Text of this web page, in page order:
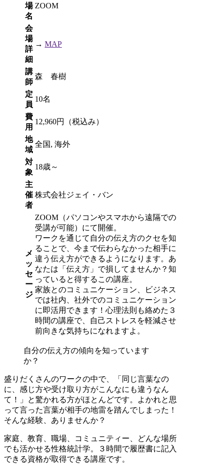
場
名
ZOOM
会
場
詳
細
→ MAP
講
師
森 春樹
定
員
10名
費
用
12,960円（税込み）
地
域
全国, 海外
対
象
18歳～
主
催
者
株式会社ジェイ・バン
メ
ッ
セ
ー
ジ
ZOOM（パソコンやスマホから遠隔での
受講が可能）にて開催。
ワークを通じて自分の伝え方のクセを知
ることで、今まで伝わらなかった相手に
違う伝え方ができるようになります。あ
なたは「伝え方」で損してませんか？知
っていると得するこの講座。
家族とのコミュニケーション、ビジネス
では社内、社外でのコミュニケーション
に即活用できます！心理法則も絡めた３
時間の講座で、自己ストレスを軽減させ
前向きな気持ちになれますよ。
自分の伝え方の傾向を知っています
か？
盛りだくさんのワークの中で、「同じ言葉なの
に、感じ方や受け取り方がこんなにも違うなん
て！」と驚かれる方がほとんどです。よかれと思
って言った言葉が相手の地雷を踏んでしまった！
そんな経験、ありませんか？
家庭、教育、職場、コミュニティー、どんな場所
でも活かせる性格統計学。３時間で履歴書に記入
できる資格が取得できる講座です。